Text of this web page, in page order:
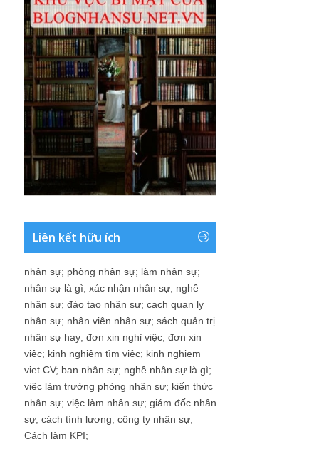
Liên kết hữu ích
nhân sự; phòng nhân sự; làm nhân sự;
nhân sự là gì; xác nhận nhân sự; nghề
nhân sự; đào tạo nhân sự; cach quan ly
nhân sự; nhân viên nhân sự; sách quản trị
nhân sự hay; đơn xin nghỉ việc; đơn xin
việc; kinh nghiệm tìm việc; kinh nghiem
viet CV; ban nhân sự; nghề nhân sự là gì;
việc làm trưởng phòng nhân sự; kiến thức
nhân sự; việc làm nhân sự; giám đốc nhân
sự; cách tính lương; công ty nhân sự;
Cách làm KPI;